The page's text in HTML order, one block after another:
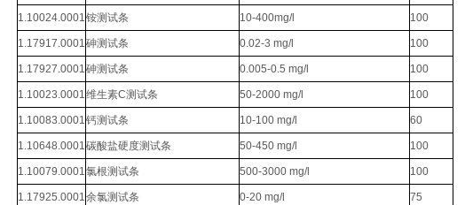
1.10024.0001铵测试条 10-400mg/l 100
1.17917.0001砷测试条 0.02-3 mg/l 100
1.17927.0001砷测试条 0.005-0.5 mg/l 100
1.10023.0001维生素C测试条 50-2000 mg/l 100
1.10083.0001钙测试条 10-100 mg/l 60
1.10648.0001碳酸盐硬度测试条 50-450 mg/l 100
1.10079.0001氯根测试条 500-3000 mg/l 100
1.17925.0001余氯测试条 0-20 mg/l 75